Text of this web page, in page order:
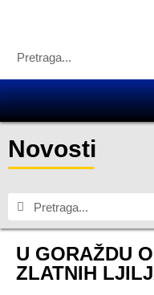
Novosti
U GORAŽDU
ZLATNIH